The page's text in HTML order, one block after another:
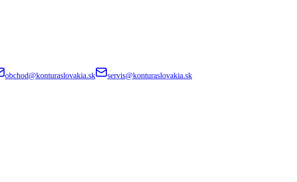
obchod@konturaslovakia.sk
servis@konturaslovakia.sk